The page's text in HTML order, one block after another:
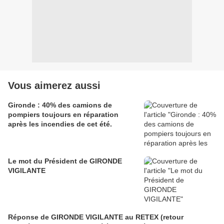
Vous aimerez aussi
Gironde : 40% des camions de
pompiers toujours en réparation
après les incendies de cet été.
Le mot du Président de GIRONDE
VIGILANTE
Réponse de GIRONDE VIGILANTE au RETEX (retour